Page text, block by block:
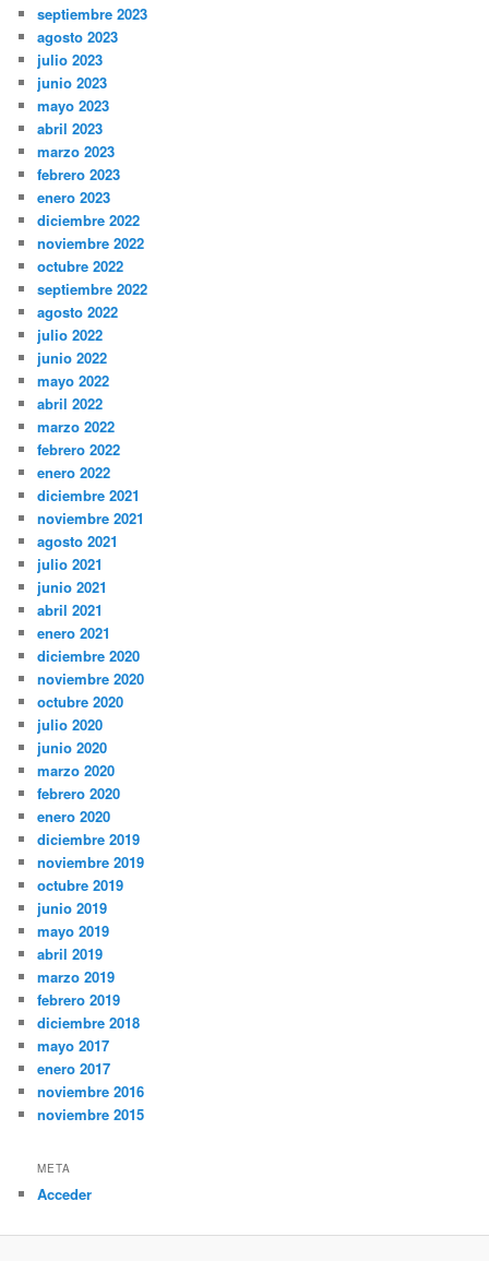
septiembre 2023
agosto 2023
julio 2023
junio 2023
mayo 2023
abril 2023
marzo 2023
febrero 2023
enero 2023
diciembre 2022
noviembre 2022
octubre 2022
septiembre 2022
agosto 2022
julio 2022
junio 2022
mayo 2022
abril 2022
marzo 2022
febrero 2022
enero 2022
diciembre 2021
noviembre 2021
agosto 2021
julio 2021
junio 2021
abril 2021
enero 2021
diciembre 2020
noviembre 2020
octubre 2020
julio 2020
junio 2020
marzo 2020
febrero 2020
enero 2020
diciembre 2019
noviembre 2019
octubre 2019
junio 2019
mayo 2019
abril 2019
marzo 2019
febrero 2019
diciembre 2018
mayo 2017
enero 2017
noviembre 2016
noviembre 2015
META
Acceder